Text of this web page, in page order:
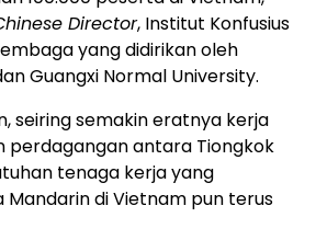
Director, Institut Konfusius
yang didirikan oleh
Guangxi Normal University.
seiring semakin eratnya kerja
perdagangan antara Tiongkok
tenaga kerja yang
Mandarin di Vietnam pun terus